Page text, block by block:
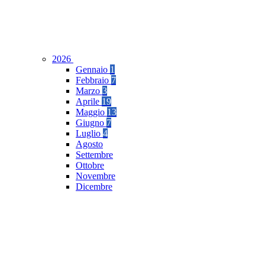
2026
Gennaio 1
Febbraio 7
Marzo 3
Aprile 19
Maggio 13
Giugno 7
Luglio 4
Agosto
Settembre
Ottobre
Novembre
Dicembre